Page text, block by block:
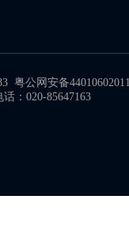
粤公网安备
：020-85647163